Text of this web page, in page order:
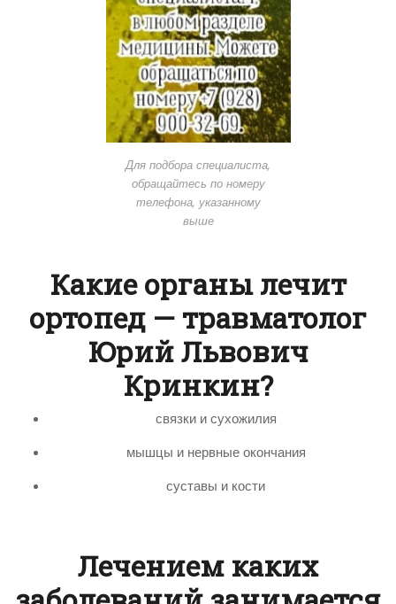
Для подбора специалиста,
обращайтесь по номеру
телефона, указанному
выше
Какие органы лечит
ортопед — травматолог
Юрий Львович
Кринкин?
связки и сухожилия
мышцы и нервные окончания
суставы и кости
Лечением каких